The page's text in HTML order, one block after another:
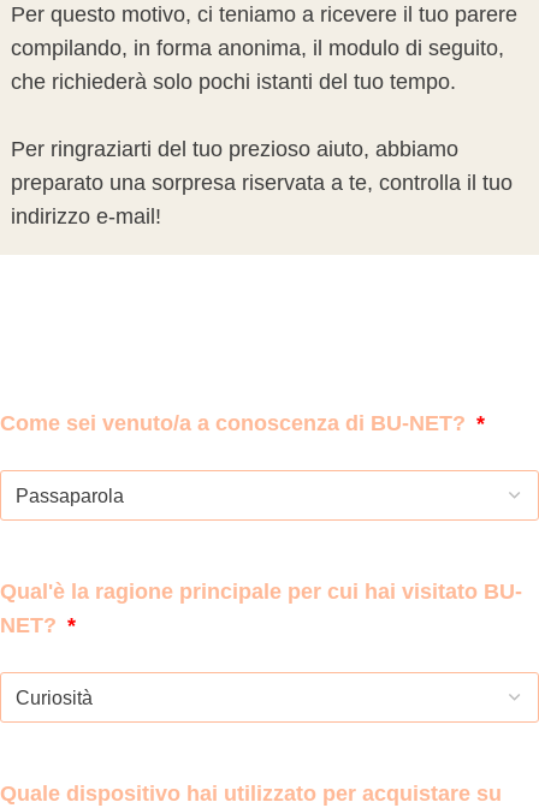
Per questo motivo, ci teniamo a ricevere il tuo parere
compilando, in forma anonima, il modulo di seguito,
che richiederà solo pochi istanti del tuo tempo.
Per ringraziarti del tuo prezioso aiuto, abbiamo
preparato una sorpresa riservata a te, controlla il tuo
indirizzo e-mail!
Come sei venuto/a a conoscenza di BU-NET?
Qual'è la ragione principale per cui hai visitato BU-
NET?
Quale dispositivo hai utilizzato per acquistare su